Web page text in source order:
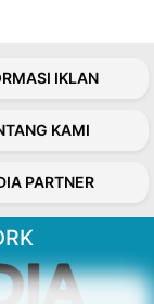
IKLAN
KAMI
PARTNER